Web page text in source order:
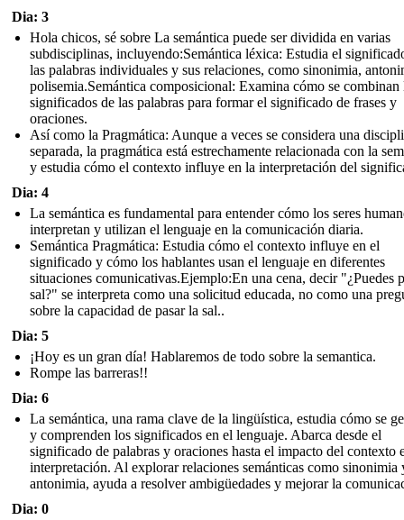
Dia: 3
Hola chicos, sé sobre La semántica puede ser dividida en varias
subdisciplinas, incluyendo:Semántica léxica: Estudia el
las palabras individuales y sus relaciones, como sinonimia,
polisemia.Semántica composicional: Examina cómo se combinan
significados de las palabras para formar el significado de frases y
oraciones.
Así como la Pragmática: Aunque a veces se considera una
separada, la pragmática está estrechamente relacionada con la
y estudia cómo el contexto influye en la interpretación del
Dia: 4
La semántica es fundamental para entender cómo los seres
interpretan y utilizan el lenguaje en la comunicación diaria.
Semántica Pragmática: Estudia cómo el contexto influye en el
significado y cómo los hablantes usan el lenguaje en diferentes
situaciones comunicativas.Ejemplo:En una cena, decir "¿Puedes
sal?" se interpreta como una solicitud educada, no como una
sobre la capacidad de pasar la sal..
Dia: 5
¡Hoy es un gran día! Hablaremos de todo sobre la semantica.
Rompe las barreras!!
Dia: 6
La semántica, una rama clave de la lingüística, estudia cómo se
y comprenden los significados en el lenguaje. Abarca desde el
significado de palabras y oraciones hasta el impacto del contexto
interpretación. Al explorar relaciones semánticas como sinonimia
antonimia, ayuda a resolver ambigüedades y mejorar la
Dia: 0